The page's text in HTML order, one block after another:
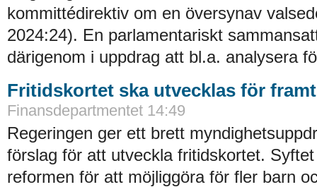
kommittédirektiv om en översynav
2024:24). En parlamentariskt
därigenom i uppdrag att bl.a. analysera
Fritidskortet ska utvecklas för
Finansdepartmentet 14:49
Regeringen ger ett brett
förslag för att utveckla fritidskortet.
reformen för att möjliggöra för fler barn